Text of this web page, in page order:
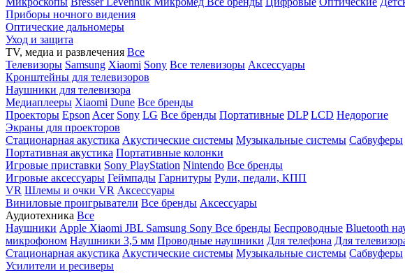
Приборы ночного видения
Оптические дальномеры
Уход и защита
TV, медиа и развлечения Все
Телевизоры Samsung Xiaomi Sony Все телевизоры Аксессуары
Кронштейны для телевизоров
Наушники для телевизора
Медиаплееры Xiaomi Dune Все бренды
Проекторы Epson Acer Sony LG Все бренды Портативные DLP LCD Недорогие
Экраны для проекторов
Стационарная акустика Акустические системы Музыкальные системы Сабвуферы
Портативная акустика Портативные колонки
Игровые приставки Sony PlayStation Nintendo Все бренды
Игровые аксессуары Геймпады Гарнитуры Рули, педали, КПП
VR Шлемы и очки VR Аксессуары
Виниловые проигрыватели Все бренды Аксессуары
Аудиотехника Все
Наушники Apple Xiaomi JBL Samsung Sony Все бренды Беспроводные Bluetooth
микрофоном Наушники 3,5 мм Проводные наушники Для телефона Для
Стационарная акустика Акустические системы Музыкальные системы Сабвуферы
Усилители и ресиверы